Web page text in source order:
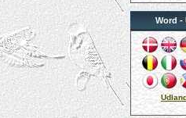
Didier
Word -